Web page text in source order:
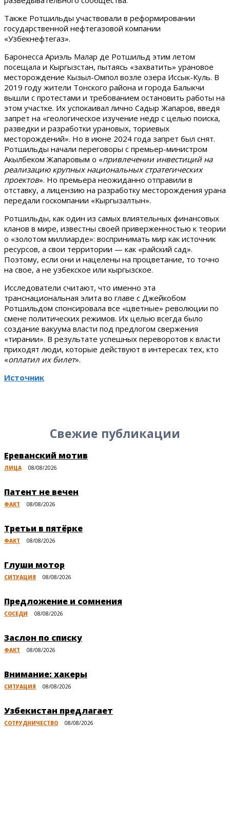
Также Ротшильды участвовали в реформировании
государственной нефтегазовой компании
«Узбекнефтегаз».
Баронесса Ариэль Малар де Ротшильд этим летом
посещала и Кыргызстан, пытаясь «захватить» урановое
месторождение Кызыл-Омпол возле озера Иссык-Куль. В
2019 году жители Тонского района и города Балыкчи
вышли с протестами и требованием остановить работы на
этом участке. Их успокаивал лично Садыр Жапаров, введя
запрет на «геологическое изучение недр с целью поиска,
разведки и разработки урановых, ториевых
месторождений». Но в июне 2024 года запрет был снят.
Ротшильды начали переговоры с премьер-министром
Акылбеком Жапаровым о «привлечении инвестиций на
реализацию крупных национальных стратегических
проектов». Но премьера неожиданно отправили в
отставку, а лицензию на разработку месторождения урана
передали госкомпании «Кыргызалтын».
Ротшильды, как один из самых влиятельных финансовых
кланов в мире, известны своей приверженностью к теории
о «золотом миллиарде»: воспринимать мир как источник
ресурсов, а свои территории — как «райский сад».
Поэтому, если они и нацелены на процветание, то точно
на свое, а не узбекское или кыргызское.
Исследователи считают, что именно эта
транснациональная элита во главе с Джейкобом
Ротшильдом спонсировала все «цветные» революции по
смене политических режимов. Их целью всегда было
создание вакуума власти под предлогом свержения
«тирании». В результате успешных переворотов к власти
приходят люди, которые действуют в интересах тех, кто
«оплатил их билет».
Источник
Свежие публикации
Ереванский мотив
ЛИЦА 08/08/2026
Патент не вечен
ФАКТ 08/08/2026
Третьи в пятёрке
ФАКТ 08/08/2026
Глуши мотор
СИТУАЦИЯ 08/08/2026
Предложение и сомнения
СОСЕДИ 08/08/2026
Заслон по списку
ФАКТ 08/08/2026
Внимание: хакеры
СИТУАЦИЯ 08/08/2026
Узбекистан предлагает
СОТРУДНИЧЕСТВО 08/08/2026